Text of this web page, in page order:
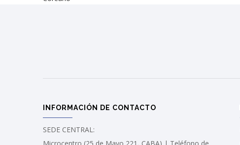
INFORMACIÓN DE CONTACTO
SEDE CENTRAL: